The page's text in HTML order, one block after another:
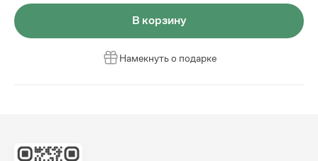
В корзину
Намекнуть о подарке